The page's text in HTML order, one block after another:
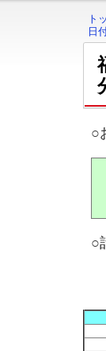
ト
日
○
○